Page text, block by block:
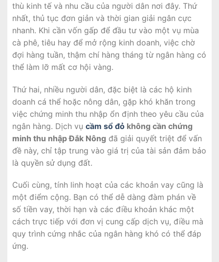
thù kinh tế và nhu cầu của người dân nơi đây. Thứ
nhất, thủ tục đơn giản và thời gian giải ngân cực
nhanh. Khi cần vốn gấp để đầu tư vào một vụ mùa
cà phê, tiêu hay để mở rộng kinh doanh, việc chờ
đợi hàng tuần, thậm chí hàng tháng từ ngân hàng có
thể làm lỡ mất cơ hội vàng.
Thứ hai, nhiều người dân, đặc biệt là các hộ kinh
doanh cá thể hoặc nông dân, gặp khó khăn trong
việc chứng minh thu nhập ổn định theo yêu cầu của
ngân hàng. Dịch vụ cầm sổ đỏ không cần chứng
minh thu nhập Đắk Nông đã giải quyết triệt để vấn
đề này, chỉ tập trung vào giá trị của tài sản đảm bảo
là quyền sử dụng đất.
Cuối cùng, tính linh hoạt của các khoản vay cũng là
một điểm cộng. Bạn có thể dễ dàng đàm phán về
số tiền vay, thời hạn và các điều khoản khác một
cách trực tiếp với đơn vị cung cấp dịch vụ, điều mà
quy trình cứng nhắc của ngân hàng khó có thể đáp
ứng.